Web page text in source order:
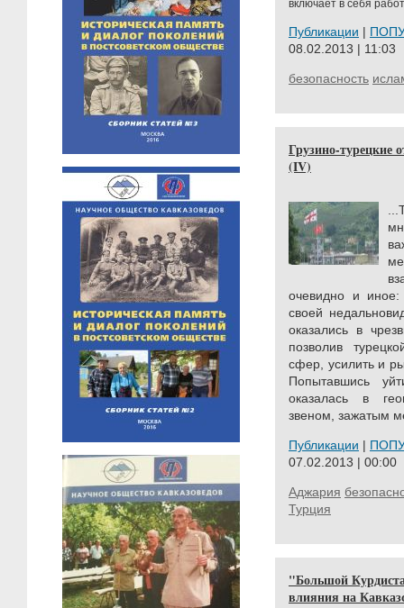
включает в себя
Публикации |
08.02.2013 | 11:03
безопасность
Грузино-турецкие
(IV)
очевидно и иное:
своей
оказались в
позволив
сфер, усилить и
Попытавшись
оказалась в
звеном, зажатым
Публикации |
07.02.2013 | 00:00
Аджария
Турция
"Большой
влияния на